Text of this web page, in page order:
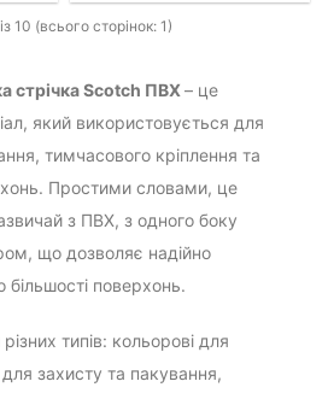
10 (всього сторінок: 1)
стрічка Scotch ПВХ – це
який використовується для
тимчасового кріплення та
Простими словами, це
з ПВХ, з одного боку
що дозволяє надійно
більшості поверхонь.
типів: кольорові для
захисту та пакування,